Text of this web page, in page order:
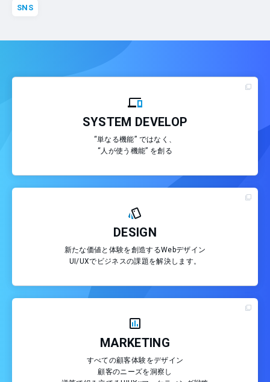
SNS
SYSTEM DEVELOP
“単なる機能” ではなく、
“人が使う機能” を創る
DESIGN
新たな価値と体験を創造するWebデザイン
UI/UXでビジネスの課題を解決します。
MARKETING
すべての顧客体験をデザイン
顧客のニーズを洞察し